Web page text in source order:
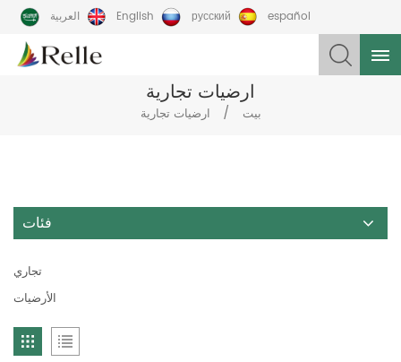
العربية English русский español
ارضيات تجارية
بيت / ارضيات تجارية
فئات
تجاري
الأرضيات